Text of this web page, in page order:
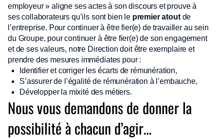
employeur » aligne ses actes à son discours et prouve à
ses collaborateurs qu’ils sont bien le premier atoutde
l’entreprise. Pour continuer à être fier(e) de travailler au sein
du Groupe, pour continuer à être fier(e) de son engagement
et de ses valeurs, notre Direction doit être exemplaire et
prendre des mesures immédiates pour :
Identifier et corriger les écarts de rémunération,
S’assurer de l’égalité de rémunération à l’embauche,
Développer la mixité des métiers.
Nous vous demandons de donner la
possibilité à chacun d’agir…